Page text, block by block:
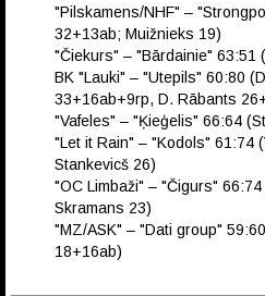
"Pilskamens/NHF" –
32+13ab; Muižnieks 19)
"Čiekurs" – "Bārdainie" 63:51
BK "Lauki" – "Utepils" 60:80
33+16ab+9rp, D. Rābants
"Vafeles" – "Ķieģelis" 66:64
"Let it Rain" – "Kodols" 61:74
Stankevicš 26)
"OC Limbaži" – "Čigurs"
Skramans 23)
"MZ/ASK" – "Dati group"
18+16ab)